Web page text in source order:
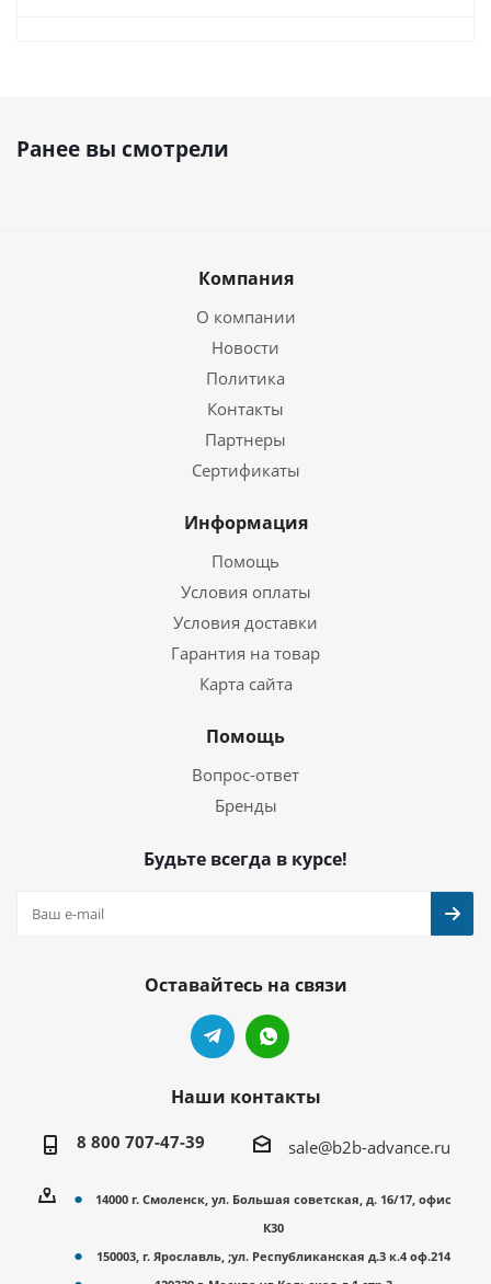
Ранее вы смотрели
Компания
О компании
Новости
Политика
Контакты
Партнеры
Сертификаты
Информация
Помощь
Условия оплаты
Условия доставки
Гарантия на товар
Карта сайта
Помощь
Вопрос-ответ
Бренды
Будьте всегда в курсе!
Оставайтесь на связи
Наши контакты
8 800 707-47-39 sale@b2b-advance.ru
14000 г. Смоленск, ул. Большая советская, д. 16/17, офис
К30
150003, г. Ярославль, ;ул. Республиканская д.3 к.4 оф.214